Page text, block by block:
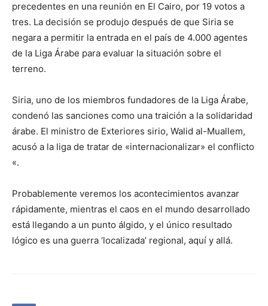
precedentes en una reunión en El Cairo, por 19 votos a
tres. La decisión se produjo después de que Siria se
negara a permitir la entrada en el país de 4.000 agentes
de la Liga Árabe para evaluar la situación sobre el
terreno.
Siria, uno de los miembros fundadores de la Liga Árabe,
condenó las sanciones como una traición a la solidaridad
árabe. El ministro de Exteriores sirio, Walid al-Muallem,
acusó a la liga de tratar de «internacionalizar» el conflicto
«.
Probablemente veremos los acontecimientos avanzar
rápidamente, mientras el caos en el mundo desarrollado
está llegando a un punto álgido, y el único resultado
lógico es una guerra ‘localizada’ regional, aquí y allá.